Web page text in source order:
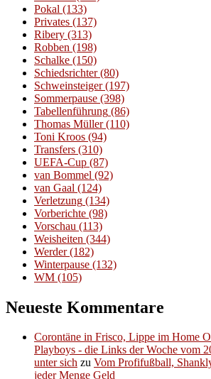
Pokal (133)
Privates (137)
Ribery (313)
Robben (198)
Schalke (150)
Schiedsrichter(80)
Schweinsteiger(197)
Sommerpause (398)
Tabellenführung (86)
Thomas Müller(110)
Toni Kroos (94)
Transfers (310)
UEFA-Cup (87)
van Bommel (92)
van Gaal (124)
Verletzung (134)
Vorberichte (98)
Vorschau (113)
Weisheiten (344)
Werder(182)
Winterpause (132)
WM (105)
Neueste Kommentare
Corontäne in Frisco, Lippe im Home
Playboys - die Links der Woche vom
unter sich zu Vom Profifußball,
jeder Menge Geld